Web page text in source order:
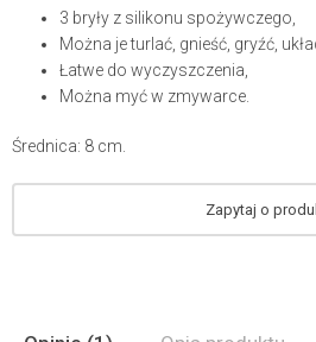
3 bryły z silikonu spożywczego,
Można je turlać, gnieść, gryźć,
Łatwe do wyczyszczenia,
Można myć w zmywarce.
Średnica: 8 cm.
Zapytaj o